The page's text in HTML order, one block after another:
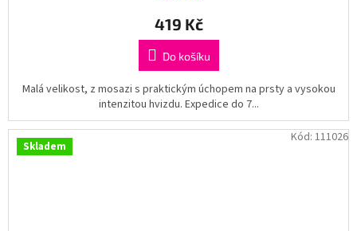
419 Kč
Do košíku
Malá velikost, z mosazi s praktickým úchopem na prsty a vysokou
intenzitou hvizdu. Expedice do 7...
Skladem
Kód: 111026